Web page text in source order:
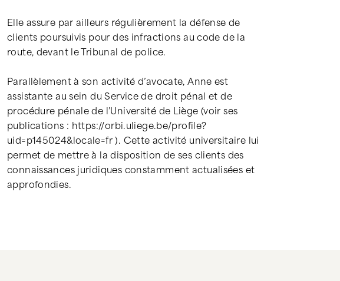
Elle assure par ailleurs régulièrement la défense de
clients poursuivis pour des infractions au code de la
route, devant le Tribunal de police.
Parallèlement à son activité d’avocate, Anne est
assistante au sein du Service de droit pénal et de
procédure pénale de l’Université de Liège (voir ses
publications : https://orbi.uliege.be/profile?
uid=p145024&locale=fr ). Cette activité universitaire lui
permet de mettre à la disposition de ses clients des
connaissances juridiques constamment actualisées et
approfondies.